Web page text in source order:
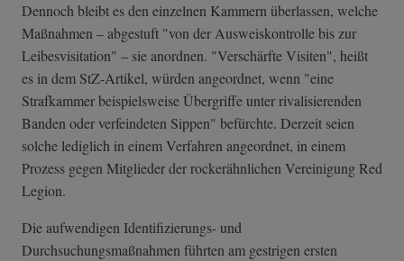
Dennoch bleibt es den einzelnen Kammern überlassen, welche
Maßnahmen – abgestuft "von der Ausweiskontrolle bis zur
Leibesvisitation" – sie anordnen. "Verschärfte Visiten", heißt
es in dem StZ-Artikel, würden angeordnet, wenn "eine
Strafkammer beispielsweise Übergriffe unter rivalisierenden
Banden oder verfeindeten Sippen" befürchte. Derzeit seien
solche lediglich in einem Verfahren angeordnet, in einem
Prozess gegen Mitglieder der rockerähnlichen Vereinigung Red
Legion.
Die aufwendigen Identifizierungs- und
Durchsuchungsmaßnahmen führten am gestrigen ersten